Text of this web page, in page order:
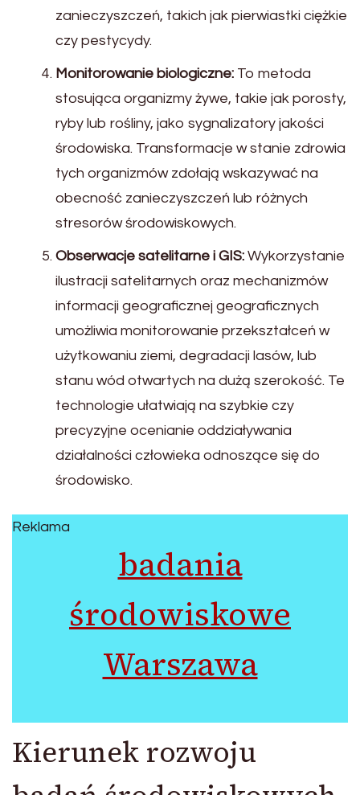
zanieczyszczeń, takich jak pierwiastki ciężkie
czy pestycydy.
Monitorowanie biologiczne: To metoda
stosująca organizmy żywe, takie jak porosty,
ryby lub rośliny, jako sygnalizatory jakości
środowiska. Transformacje w stanie zdrowia
tych organizmów zdołają wskazywać na
obecność zanieczyszczeń lub różnych
stresorów środowiskowych.
Obserwacje satelitarne i GIS: Wykorzystanie
ilustracji satelitarnych oraz mechanizmów
informacji geograficznej geograficznych
umożliwia monitorowanie przekształceń w
użytkowaniu ziemi, degradacji lasów, lub
stanu wód otwartych na dużą szerokość. Te
technologie ułatwiają na szybkie czy
precyzyjne ocenianie oddziaływania
działalności człowieka odnoszące się do
środowisko.
Reklama
badania
środowiskowe
Warszawa
Kierunek rozwoju